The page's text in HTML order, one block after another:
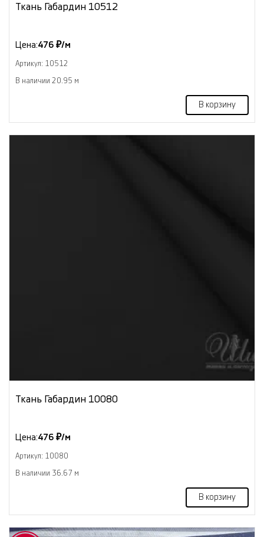
Ткань Габардин 10512
Цена:476 ₽/м
Артикул: 10512
В наличии 20.95 м
В корзину
Ткань Габардин 10080
Цена:476 ₽/м
Артикул: 10080
В наличии 36.67 м
В корзину